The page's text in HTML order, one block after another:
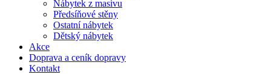
Nábytek z masivu
Předsíňové stěny
Ostatní nábytek
Dětský nábytek
Akce
Doprava a ceník dopravy
Kontakt